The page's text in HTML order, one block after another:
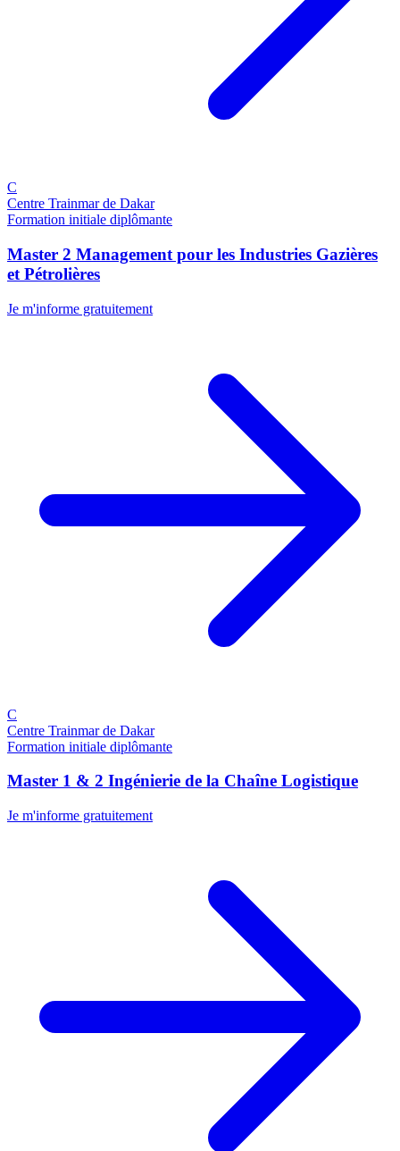
C
Centre Trainmar de Dakar
Formation initiale diplômante
Master 2 Management pour les Industries Gazières
et Pétrolières
Je m'informe gratuitement
C
Centre Trainmar de Dakar
Formation initiale diplômante
Master 1 & 2 Ingénierie de la Chaîne Logistique
Je m'informe gratuitement